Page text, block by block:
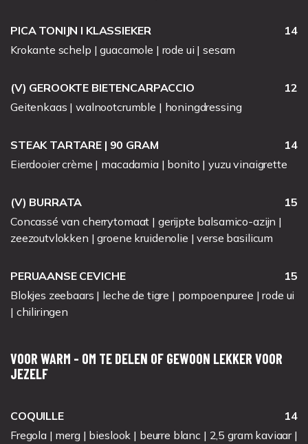
PICA TONIJN I KLASSIEKER
14
Krokante schelp | guacamole | rode ui | sesam
(V) GEROOKTE BIETENCARPACCIO
12
Geitenkaas | walnootcrumble | honingdressing
STEAK TARTARE | 90 GRAM
14
Eierdooier crème | macadamia | bonito | yuzu vinaigrette
(V) BURRATA
15
Concassé van cherrytomaat | gerijpte balsamico-azijn |
zeezoutvlokken | groene kruidenolie | verse basilicum
PERUAANSE CEVICHE
15
Blokjes zeebaars | leche de tigre | pompoenpuree | rode ui
| chiliringen
VOOR WARM - OM TE DELEN OF GEWOON LEKKER VOOR
JEZELF
COQUILLE
14
Fregola | merg | bieslook | beurre blanc | 2,5 gram kaviaar |